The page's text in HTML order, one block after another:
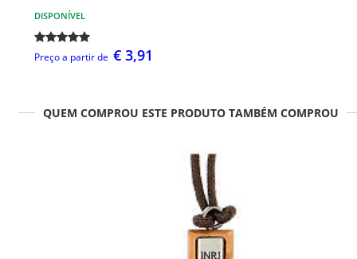
DISPONÍVEL
Preço a partir de € 3,91
QUEM COMPROU ESTE PRODUTO TAMBÉM COMPROU